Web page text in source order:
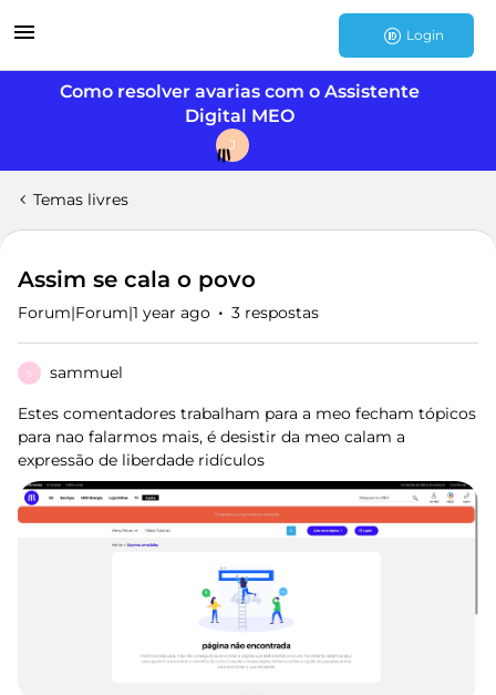
Login
Como resolver avarias com o Assistente
Digital MEO
J
Temas livres
Assim se cala o povo
Forum|Forum|1 year ago 3 respostas
S sammuel
Estes comentadores trabalham para a meo fecham tópicos
para nao falarmos mais, é desistir da meo calam a
expressão de liberdade ridículos